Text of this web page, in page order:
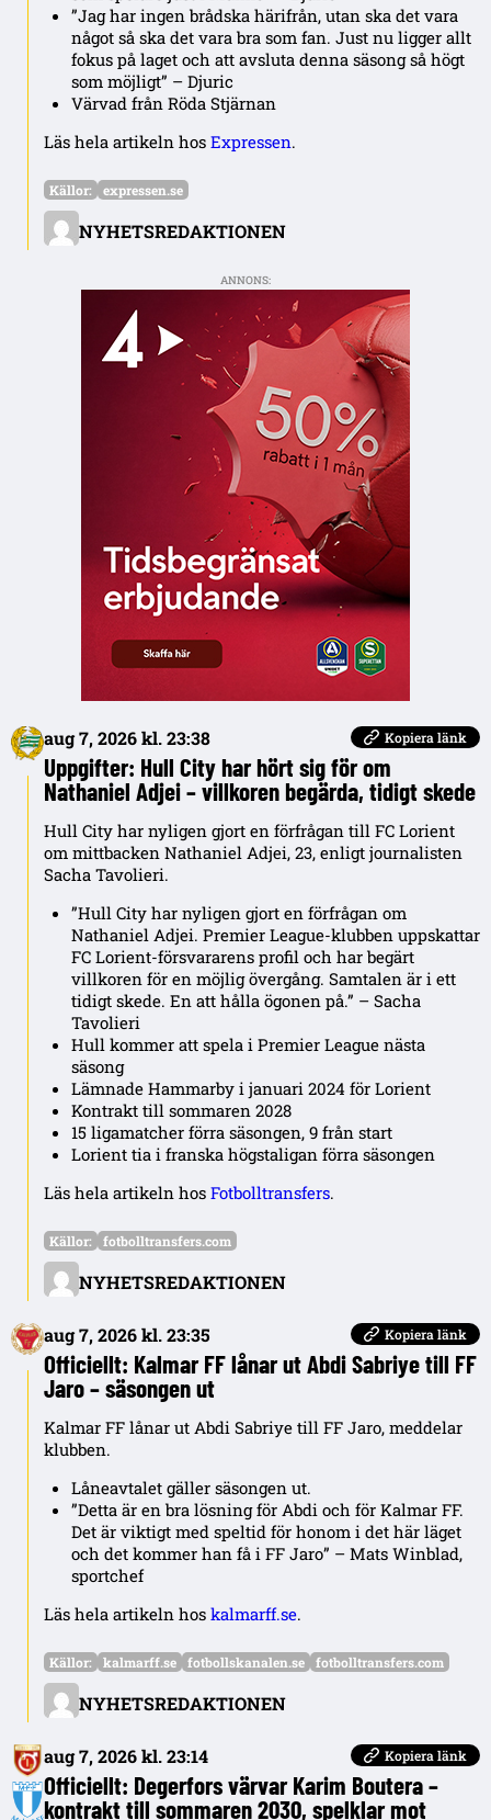
”Jag har ingen brådska härifrån, utan ska det vara
något så ska det vara bra som fan. Just nu ligger allt
fokus på laget och att avsluta denna säsong så högt
som möjligt” – Djuric
Värvad från Röda Stjärnan
Läs hela artikeln hos Expressen.
NYHETSREDAKTIONEN
Källor: expressen.se
ANNONS:
aug 7, 2026 kl. 23:38 Kopiera länk
Uppgifter: Hull City har hört sig för om
Nathaniel Adjei – villkoren begärda, tidigt skede
Hull City har nyligen gjort en förfrågan till FC Lorient
om mittbacken Nathaniel Adjei, 23, enligt journalisten
Sacha Tavolieri.
”Hull City har nyligen gjort en förfrågan om
Nathaniel Adjei. Premier League-klubben uppskattar
FC Lorient-försvararens profil och har begärt
villkoren för en möjlig övergång. Samtalen är i ett
tidigt skede. En att hålla ögonen på.” – Sacha
Tavolieri
Hull kommer att spela i Premier League nästa
säsong
Lämnade Hammarby i januari 2024 för Lorient
Kontrakt till sommaren 2028
15 ligamatcher förra säsongen, 9 från start
Lorient tia i franska högstaligan förra säsongen
Läs hela artikeln hos Fotbolltransfers.
NYHETSREDAKTIONEN
Källor: fotbolltransfers.com
aug 7, 2026 kl. 23:35 Kopiera länk
Officiellt: Kalmar FF lånar ut Abdi Sabriye till FF
Jaro – säsongen ut
Kalmar FF lånar ut Abdi Sabriye till FF Jaro, meddelar
klubben.
Låneavtalet gäller säsongen ut.
”Detta är en bra lösning för Abdi och för Kalmar FF.
Det är viktigt med speltid för honom i det här läget
och det kommer han få i FF Jaro” – Mats Winblad,
sportchef
Läs hela artikeln hos kalmarff.se.
NYHETSREDAKTIONEN
Källor: kalmarff.se fotbollskanalen.se fotbolltransfers.com
aug 7, 2026 kl. 23:14 Kopiera länk
Officiellt: Degerfors värvar Karim Boutera –
kontrakt till sommaren 2030, spelklar mot